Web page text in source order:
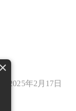
2025年2月17日
×